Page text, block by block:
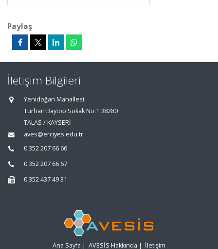
Paylaş
İletişim Bilgileri
Yenidoğan Mahallesi
Turhan Baytop Sokak No:1 38280
TALAS / KAYSERİ
aves@erciyes.edu.tr
0 352 207 66 66
0 352 207 66 67
0 352 437 49 31
Ana Sayfa | AVESİS Hakkında | İletişim